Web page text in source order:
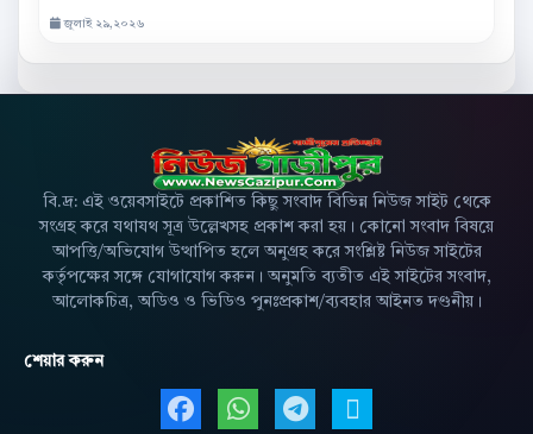
জুলাই ২৯,২০২৬
বি.দ্র: এই ওয়েবসাইটে প্রকাশিত কিছু সংবাদ বিভিন্ন নিউজ সাইট থেকে
সংগ্রহ করে যথাযথ সূত্র উল্লেখসহ প্রকাশ করা হয়। কোনো সংবাদ বিষয়ে
আপত্তি/অভিযোগ উত্থাপিত হলে অনুগ্রহ করে সংশ্লিষ্ট নিউজ সাইটের
কর্তৃপক্ষের সঙ্গে যোগাযোগ করুন। অনুমতি ব্যতীত এই সাইটের সংবাদ,
আলোকচিত্র, অডিও ও ভিডিও পুনঃপ্রকাশ/ব্যবহার আইনত দণ্ডনীয়।
শেয়ার করুন
Facebook এ শেয়ার করুন
WhatsApp এ শেয়ার করুন
Telegram এ শেয়ার